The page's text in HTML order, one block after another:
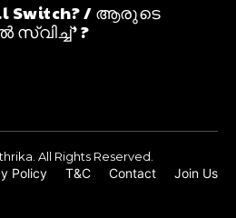
Switch? / ആരുടെ
?
All Rights Reserved.
Policy T&C Contact Join Us